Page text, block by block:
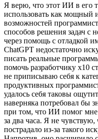
Я верю, что этот ИИ в его
использовать как мощный
возможностей
способов решения задач с
через помощь с отладкой
ChatGPT недостаточно
писать реальные
помочь разработчику х10
не приписываю себя к
продуктивных
удалось себя таковы
наверняка потребовал бы
при том, что ИИ помог мне
за два часа. Я не
пострадало из-за такого